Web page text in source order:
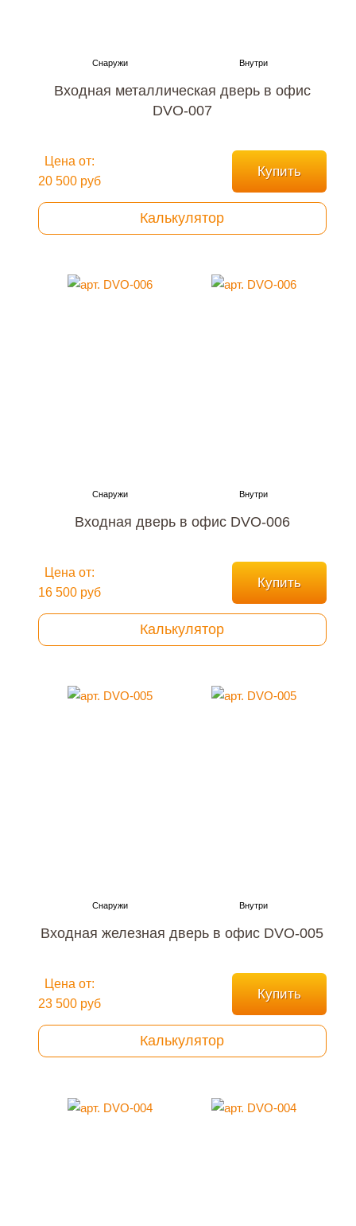
Входная металлическая дверь в офис
DVO-007
Цена от:
20 500 руб
Купить
Калькулятор
Входная дверь в офис DVO-006
Цена от:
16 500 руб
Купить
Калькулятор
Входная железная дверь в офис DVO-005
Цена от:
23 500 руб
Купить
Калькулятор